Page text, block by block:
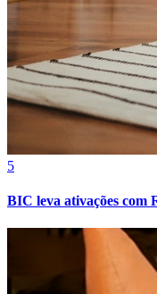
5
BIC leva ativações com